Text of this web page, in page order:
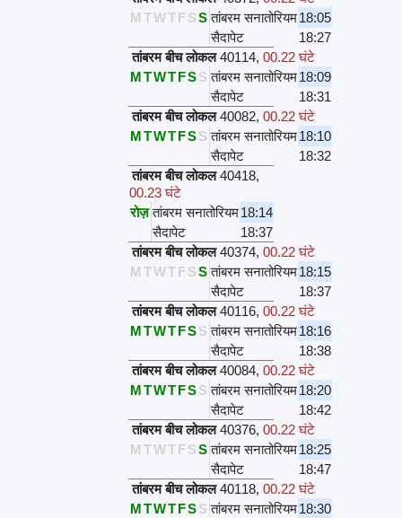
M TWTFSS तांबरम सनातोरियम18:05
सैदापेट
18:27
तांबरम बीच लोकल 40114,00.22 घंटे
MTWTFSS तांबरम सनातोरियम18:09
सैदापेट
18:31
तांबरम बीच लोकल 40082,00.22 घंटे
MTWTFSS तांबरम सनातोरियम18:10
सैदापेट
18:32
तांबरम बीच लोकल 40418,
00.23 घंटे
रोज़ तांबरम सनातोरियम18:14
सैदापेट
18:37
तांबरम बीच लोकल 40374,00.22 घंटे
M TWTFSS तांबरम सनातोरियम18:15
सैदापेट
18:37
तांबरम बीच लोकल 40116,00.22 घंटे
MTWTFSS तांबरम सनातोरियम18:16
सैदापेट
18:38
तांबरम बीच लोकल 40084,00.22 घंटे
MTWTFSS तांबरम सनातोरियम18:20
सैदापेट
18:42
तांबरम बीच लोकल 40376,00.22 घंटे
M TWTFSS तांबरम सनातोरियम18:25
सैदापेट
18:47
तांबरम बीच लोकल 40118,00.22 घंटे
MTWTFSS तांबरम सनातोरियम18:30